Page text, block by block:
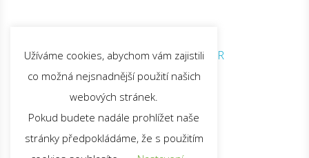
© 2026 ZUŠ Kuřim |GDPR
Užíváme cookies, abychom vám zajistili
co možná nejsnadnější použití našich
webových stránek.
Pokud budete nadále prohlížet naše
stránky předpokládáme, že s použitím